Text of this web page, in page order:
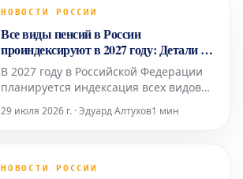
НОВОСТИ РОССИИ
Все виды пенсий в России
проиндексируют в 2027 году: Детали от
эксперта
В 2027 году в Российской Федерации
планируется индексация всех видов
сроки и механизмы их осуществления
Об этом сообщила Людмила Иванова-
29 июля 2026 г. · Эдуард Алтухов1 мин
НОВОСТИ РОССИИ